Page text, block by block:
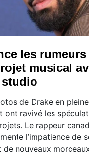
les
musical
studio
de Drake en
ont ravivé les
Le rappeur
l’impatience de
de nouveaux